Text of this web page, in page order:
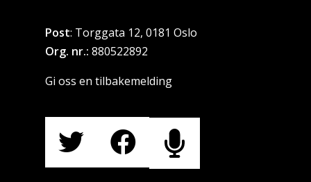
Post: Torggata 12, 0181 Oslo
Org. nr.: 880522892
Gi oss en tilbakemelding